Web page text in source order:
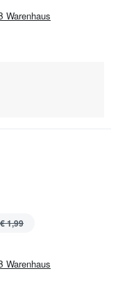
Warenhaus
€ 1,99
Warenhaus